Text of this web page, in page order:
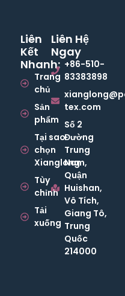
Liên
Kết
Nhanh:
Trang
chủ
Sản
phẩm
Tại sao
chọn
Xianglong
Tùy
chỉnh
Tải
xuống
Liên Hệ
Ngay
+86-510-
83383898
tex.com
Số 2
Đường
Trung
Nam,
Quận
Huishan,
Vô Tích,
Giang Tô,
Trung
Quốc
214000